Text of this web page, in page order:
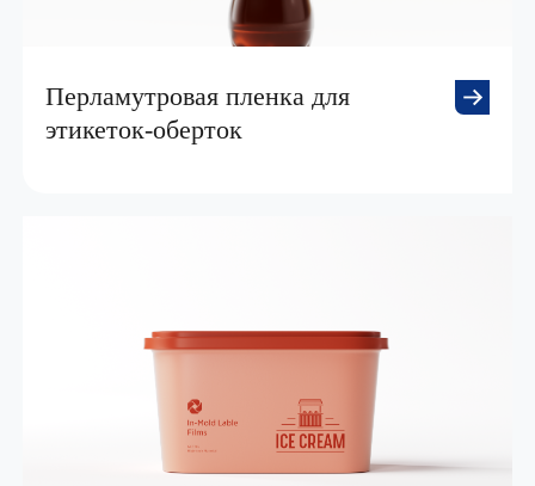
Перламутровая пленка для
этикеток-оберток